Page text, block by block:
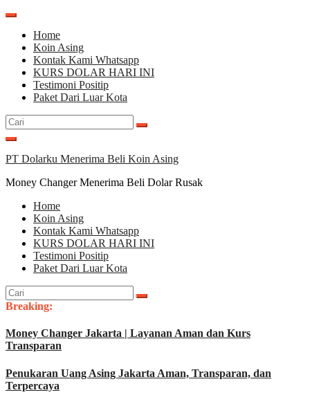
Lompat
kontenHome
Koin Asing
Kontak Kami Whatsapp
KURS DOLAR HARI INI
Testimoni Positip
Paket Dari Luar Kota
Cari
untuk:
PT Dolarku Menerima Beli Koin Asing
Money Changer Menerima Beli Dolar Rusak
Home
Koin Asing
Kontak Kami Whatsapp
KURS DOLAR HARI INI
Testimoni Positip
Paket Dari Luar Kota
Cari
untuk:
Breaking:
Money Changer Jakarta | Layanan Aman dan Kurs
Transparan
Penukaran Uang Asing Jakarta Aman, Transparan, dan
Terpercaya